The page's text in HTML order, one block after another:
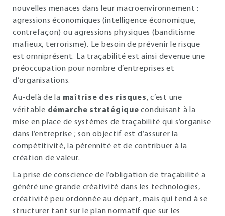
nouvelles menaces dans leur macroenvironnement :
agressions économiques (intelligence économique,
contrefaçon) ou agressions physiques (banditisme
mafieux, terrorisme). Le besoin de prévenir le risque
est omniprésent. La traçabilité est ainsi devenue une
préoccupation pour nombre d’entreprises et
d’organisations.
Au-delà de la maîtrise des risques, c’est une
véritable démarche stratégique conduisant à la
mise en place de systèmes de traçabilité qui s’organise
dans l’entreprise ; son objectif est d’assurer la
compétitivité, la pérennité et de contribuer à la
création de valeur.
La prise de conscience de l’obligation de traçabilité a
généré une grande créativité dans les technologies,
créativité peu ordonnée au départ, mais qui tend à se
structurer tant sur le plan normatif que sur les